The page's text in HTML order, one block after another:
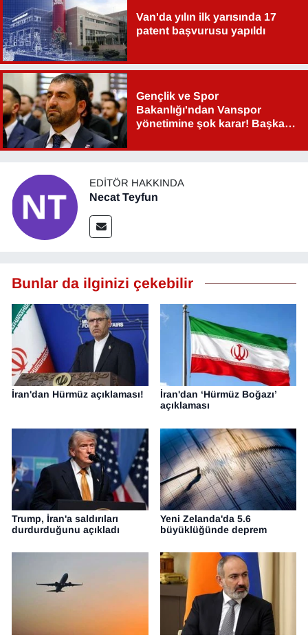
Van'da yılın ilk yarısında 17
patent başvurusu yapıldı
Gençlik ve Spor
Bakanlığı'ndan Vanspor
yönetimine şok karar! Başkan
EDITÖR HAKKINDA
Necat Teyfun
Bunlar da ilginizi çekebilir
İran'dan Hürmüz açıklaması!
İran'dan ‘Hürmüz Boğazı’
açıklaması
Trump, İran'a saldırıları
durdurduğunu açıkladı
Yeni Zelanda'da 5.6
büyüklüğünde deprem
YAŞAM
YEREL